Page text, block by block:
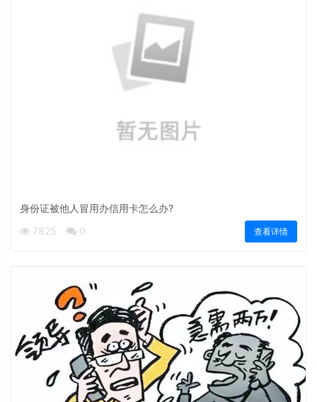
身份证被他人冒用办信用卡怎么办?
7825
0 查看详情